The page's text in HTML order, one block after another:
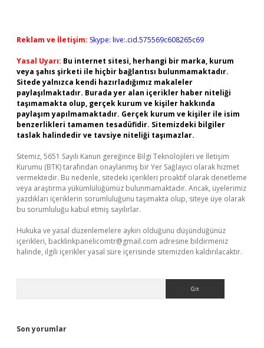
Reklam ve İletişim: Skype: live:.cid.575569c608265c69
Yasal Uyarı: Bu internet sitesi, herhangi bir marka, kurum
veya şahıs şirketi ile hiçbir bağlantısı bulunmamaktadır.
Sitede yalnızca kendi hazırladığımız makaleler
paylaşılmaktadır. Burada yer alan içerikler haber niteliği
taşımamakta olup, gerçek kurum ve kişiler hakkında
paylaşım yapılmamaktadır. Gerçek kurum ve kişiler ile isim
benzerlikleri tamamen tesadüfidir. Sitemizdeki bilgiler
taslak halindedir ve tavsiye niteliği taşımazlar.
Sitemiz, 5651 Sayılı Kanun gereğince Bilgi Teknolojileri ve İletişim
Kurumu (BTK) tarafından onaylanmış bir Yer Sağlayıcı olarak hizmet
vermektedir. Bu nedenle, sitedeki içerikleri proaktif olarak denetleme
veya araştırma yükümlülüğümüz bulunmamaktadır. Ancak, üyelerimiz
yazdıkları içeriklerin sorumluluğunu taşımakta olup, siteye üye olarak
bu sorumluluğu kabul etmiş sayılırlar.
Hukuka ve yasal düzenlemelere aykırı olduğunu düşündüğünüz
içerikleri, backlinkpanelicomtr@gmail.com adresine bildirmeniz
halinde, ilgili içerikler yasal süre içerisinde sitemizden kaldırılacaktır.
Son yorumlar